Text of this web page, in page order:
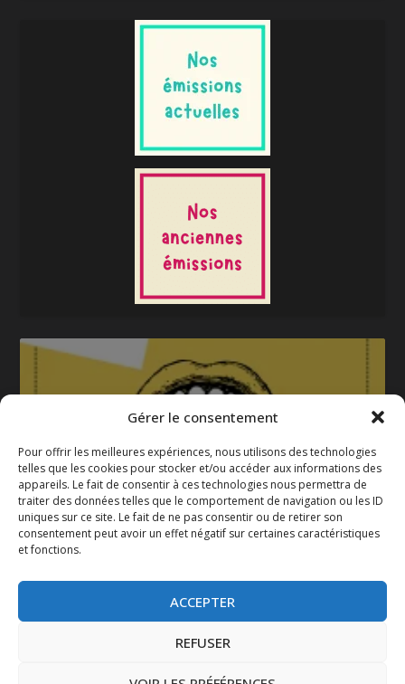
Gérer le consentement
Pour offrir les meilleures expériences, nous utilisons des technologies
telles que les cookies pour stocker et/ou accéder aux informations des
appareils. Le fait de consentir à ces technologies nous permettra de
traiter des données telles que le comportement de navigation ou les ID
uniques sur ce site. Le fait de ne pas consentir ou de retirer son
consentement peut avoir un effet négatif sur certaines caractéristiques
et fonctions.
ACCEPTER
REFUSER
La gazette 2025-2026